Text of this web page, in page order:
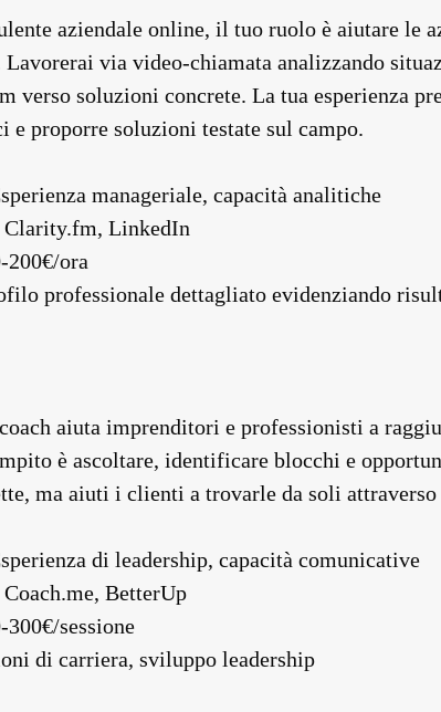
aziendale online, il tuo ruolo è aiutare le
via video-chiamata analizzando
verso soluzioni concrete. La tua esperienza
proporre soluzioni testate sul campo.
manageriale, capacità analitiche
Clarity.fm, LinkedIn
200€/ora
professionale dettagliato evidenziando
aiuta imprenditori e professionisti a
è ascoltare, identificare blocchi e
ma aiuti i clienti a trovarle da soli
di leadership, capacità comunicative
Coach.me, BetterUp
300€/sessione
di carriera, sviluppo leadership